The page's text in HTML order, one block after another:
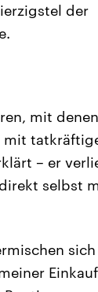
der
mit
mit
– er
selbst